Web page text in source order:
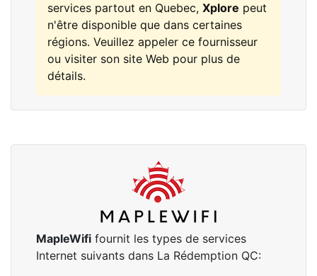
services partout en Quebec, Xplore peut
n'être disponible que dans certaines
régions. Veuillez appeler ce fournisseur
ou visiter son site Web pour plus de
détails.
MapleWifi fournit les types de services
Internet suivants dans La Rédemption QC: